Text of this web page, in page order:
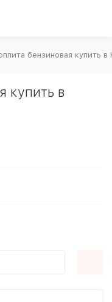
бензиновая купить в
купить в